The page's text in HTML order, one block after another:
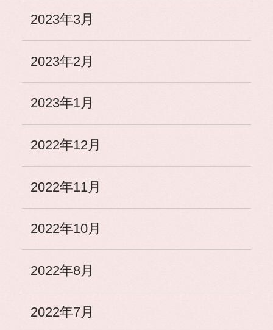
2023年3月
2023年2月
2023年1月
2022年12月
2022年11月
2022年10月
2022年8月
2022年7月